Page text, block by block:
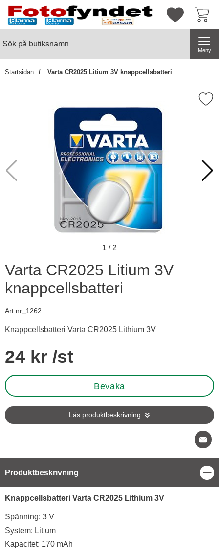
Startsidan för butiksnamn
Mina
Meny
Startsidan Varta CR2025 Litium 3V knappcellsbatteri
Markera varta CR2025 Litium 3V
1 / 2
Varta CR2025 Litium 3V
knappcellsbatteri
Art nr: 1262
Knappcellsbatteri Varta CR2025 Lithium 3V
pris
24 kr /st
Bevaka
Läs produktbeskrivning
Produktbeskrivning
Produktbeskrivning
Knappcellsbatteri Varta CR2025 Lithium 3V
Spänning: 3 V
System: Litium
Kapacitet: 170 mAh